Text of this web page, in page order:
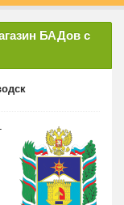
БАДов с